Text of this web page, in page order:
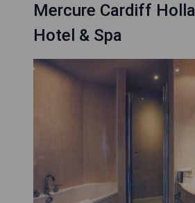
Mercure Cardiff
Hotel & Spa